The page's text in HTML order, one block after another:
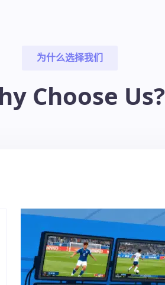
为什么选择我们
Choose Us?